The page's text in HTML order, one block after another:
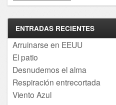
ENTRADAS RECIENTES
Arruinarse en EEUU
El patio
Desnudemos el alma
Respiración entrecortada
Viento Azul